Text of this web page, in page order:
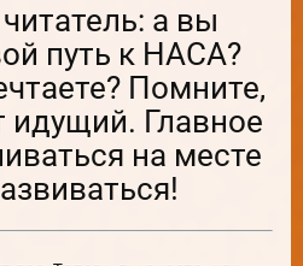
а вы
путь к НАСА?
Помните,
идущий. Главное
на месте